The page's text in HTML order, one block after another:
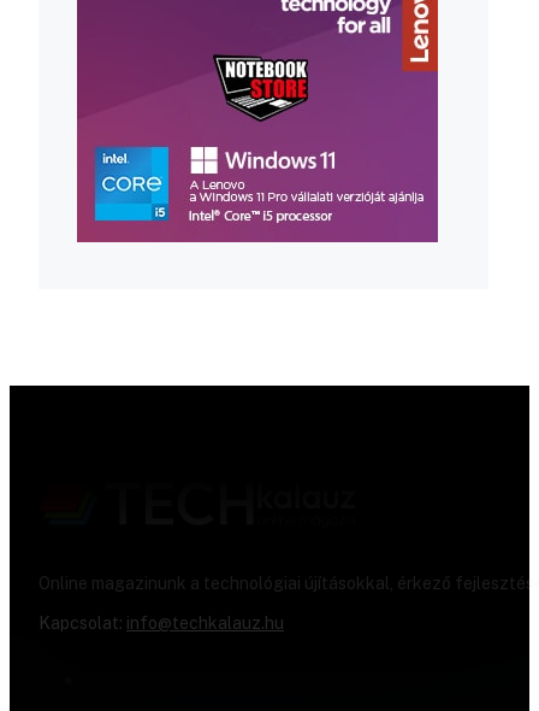
Online magazinunk a technológiai újításokkal, érkező
Kapcsolat: info@techkalauz.hu